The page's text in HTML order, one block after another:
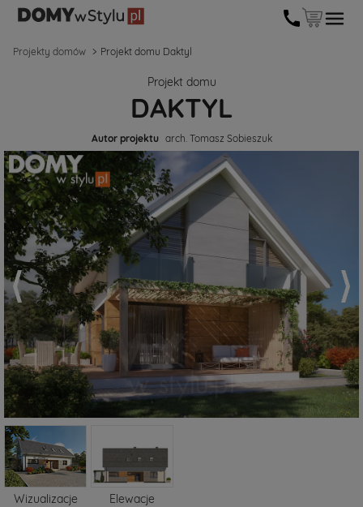
Projekty domów Projekt domu Daktyl
Projekt domu
DAKTYL
Autor projektu arch. Tomasz Sobieszuk
Wizualizacje Elewacje